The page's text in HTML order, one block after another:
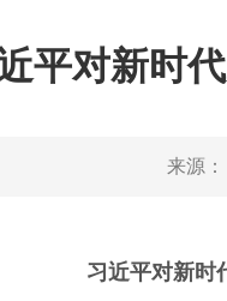
平对新时
来源：
习近平对新时